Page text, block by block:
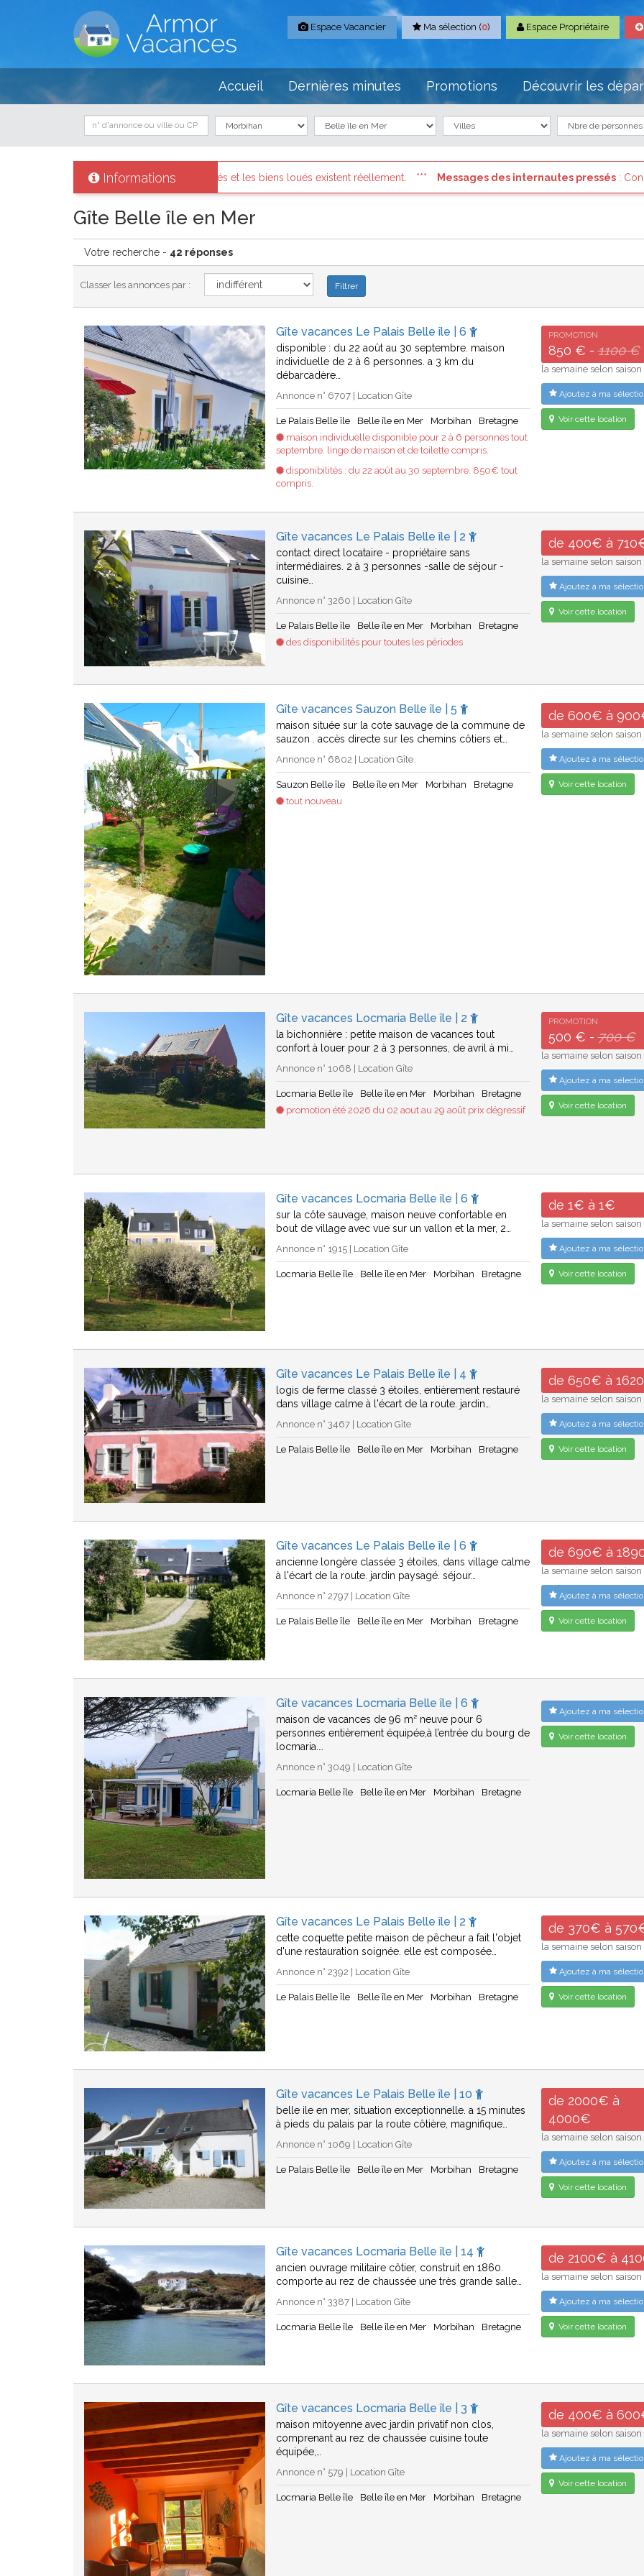
Espace Vacancier Ma sélection (0) Espace Propriétaire
Accueil Dernières minutes Promotions Découvrir les
Informations
identifiés et les biens loués existent réellement. Messages des internautes pressés: Connectez vous à votre compte et
Gîte Belle île en Mer
Votre recherche - 42 réponses
Classer les annonces par :
Gîte vacances Le Palais Belle île | 6
disponible : du 22 août au 30 septembre. maison
individuelle de 2 à 6 personnes. a 3 km du
débarcadère…
Annonce n° 6707 | Location Gîte
Le Palais Belle île Belle île en Mer Morbihan
Bretagne
maison individuelle disponible pour 2 à 6 personnes tout
septembre. linge de maison et de toilette compris.
disponibilités : du 22 août au 30 septembre. 850€ tout
compris.
PROMOTION
850 € -1100 €
la semaine selon saison
Ajoutez à ma
Voir cette location
Gîte vacances Le Palais Belle île | 2
contact direct locataire - propriétaire sans
intermédiaires. 2 à 3 personnes -salle de séjour -
cuisine…
Annonce n° 3260 | Location Gîte
Le Palais Belle île Belle île en Mer Morbihan
Bretagne
des disponibilités pour toutes les périodes
de 400€ à
la semaine selon saison
Ajoutez à ma
Voir cette location
Gîte vacances Sauzon Belle île | 5
maison située sur la cote sauvage de la commune de
sauzon . accès directe sur les chemins côtiers et…
Annonce n° 6802 | Location Gîte
Sauzon Belle île Belle île en Mer Morbihan
Bretagne
tout nouveau
de 600€ à
la semaine selon saison
Ajoutez à ma
Voir cette location
Gîte vacances Locmaria Belle île | 2
la bichonnière : petite maison de vacances tout
confort à louer pour 2 à 3 personnes, de avril à mi…
Annonce n° 1068 | Location Gîte
Locmaria Belle île Belle île en Mer Morbihan
Bretagne
promotion été 2026 du 02 aout au 29 août prix dégressif
PROMOTION
500 € -700 €
la semaine selon saison
Ajoutez à ma
Voir cette location
Gîte vacances Locmaria Belle île | 6
sur la côte sauvage, maison neuve confortable en
bout de village avec vue sur un vallon et la mer, 2…
Annonce n° 1915 | Location Gîte
Locmaria Belle île Belle île en Mer Morbihan Bretagne
de 1€ à 1€
la semaine selon saison
Ajoutez à ma
Voir cette location
Gîte vacances Le Palais Belle île | 4
logis de ferme classé 3 étoiles, entièrement restauré
dans village calme à l'écart de la route. jardin…
Annonce n° 3467 | Location Gîte
Le Palais Belle île Belle île en Mer Morbihan Bretagne
de 650€ à
la semaine selon saison
Ajoutez à ma
Voir cette location
Gîte vacances Le Palais Belle île | 6
ancienne longère classée 3 étoiles, dans village calme
à l'écart de la route. jardin paysagé. séjour…
Annonce n° 2797 | Location Gîte
Le Palais Belle île Belle île en Mer Morbihan Bretagne
de 690€ à
la semaine selon saison
Ajoutez à ma
Voir cette location
Gîte vacances Locmaria Belle île | 6
maison de vacances de 96 m² neuve pour 6
personnes entièrement équipée,à l’entrée du bourg de
locmaria.…
Annonce n° 3049 | Location Gîte
Locmaria Belle île Belle île en Mer Morbihan Bretagne
Ajoutez à ma
Voir cette location
Gîte vacances Le Palais Belle île | 2
cette coquette petite maison de pêcheur a fait l'objet
d'une restauration soignée. elle est composée…
Annonce n° 2392 | Location Gîte
Le Palais Belle île Belle île en Mer Morbihan Bretagne
de 370€ à
la semaine selon saison
Ajoutez à ma
Voir cette location
Gîte vacances Le Palais Belle île | 10
belle ile en mer, situation exceptionnelle. a 15 minutes
à pieds du palais par la route côtière, magnifique…
Annonce n° 1069 | Location Gîte
Le Palais Belle île Belle île en Mer Morbihan Bretagne
de 2000€ à
4000€
la semaine selon saison
Ajoutez à ma
Voir cette location
Gîte vacances Locmaria Belle île | 14
ancien ouvrage militaire côtier, construit en 1860.
comporte au rez de chaussée une très grande salle…
Annonce n° 3387 | Location Gîte
Locmaria Belle île Belle île en Mer Morbihan Bretagne
de 2100€ à
la semaine selon saison
Ajoutez à ma
Voir cette location
Gîte vacances Locmaria Belle île | 3
maison mitoyenne avec jardin privatif non clos,
comprenant au rez de chaussée cuisine toute
équipée,…
Annonce n° 579 | Location Gîte
Locmaria Belle île Belle île en Mer Morbihan Bretagne
de 400€ à
la semaine selon saison
Ajoutez à ma
Voir cette location